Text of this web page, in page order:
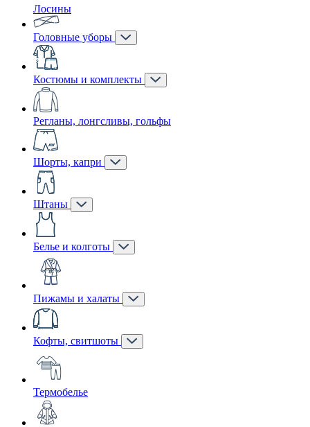
Лосины
Головные уборы
Костюмы и комплекты
Регланы, лонгсливы, гольфы
Шорты, капри
Штаны
Белье и колготы
Пижамы и халаты
Кофты, свитшоты
Термобелье